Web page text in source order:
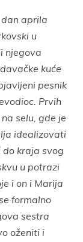
dan aprila
u
njegova
kuće
pesnik
Prvih
selu, gde je
idealizovati
kraja svog
u potrazi
i on i Marija
formalno
sestra
oženiti i